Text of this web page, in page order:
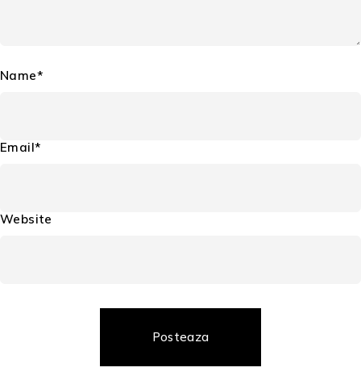
Name*
Email*
Website
Posteaza